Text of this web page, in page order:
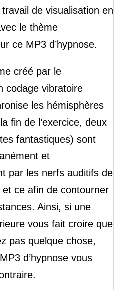
travail de visualisation en
le thème
ce MP3 d’hypnose.
créé par le
codage vibratoire
les hémisphères
fin de l’exercice, deux
fantastiques) sont
et
par les nerfs auditifs de
et ce afin de contourner
Ainsi, si une
vous fait croire que
pas quelque chose,
d’hypnose vous